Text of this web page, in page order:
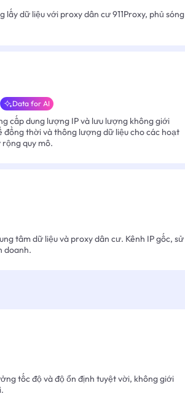
dữ liệu với proxy dân cư 911Proxy, phủ sóng
Data for AI
cấp dung lượng IP và lưu lượng không giới
đồng thời và thông lượng dữ liệu cho các hoạt
quy mô.
tâm dữ liệu và proxy dân cư. Kênh IP gốc, sử
doanh.
tốc độ và độ ổn định tuyệt vời, không giới